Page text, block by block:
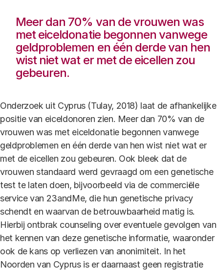
Meer dan 70% van de vrouwen was
met eiceldonatie begonnen vanwege
geldproblemen en één derde van hen
wist niet wat er met de eicellen zou
gebeuren.
Onderzoek uit Cyprus (Tulay, 2018) laat de afhankelijke
positie van eiceldonoren zien. Meer dan 70% van de
vrouwen was met eiceldonatie begonnen vanwege
geldproblemen en één derde van hen wist niet wat er
met de eicellen zou gebeuren. Ook bleek dat de
vrouwen standaard werd gevraagd om een genetische
test te laten doen, bijvoorbeeld via de commerciële
service van 23andMe, die hun genetische privacy
schendt en waarvan de betrouwbaarheid matig is.
Hierbij ontbrak counseling over eventuele gevolgen van
het kennen van deze genetische informatie, waaronder
ook de kans op verliezen van anonimiteit. In het
Noorden van Cyprus is er daarnaast geen registratie